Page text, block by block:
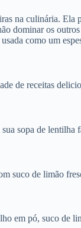
na culinária. Ela
dominar os
como um
de receitas
sopa de lentilha
suco de limão
em pó, suco de